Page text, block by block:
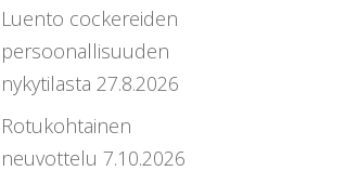
Luento cockereiden
persoonallisuuden
nykytilasta 27.8.2026
Rotukohtainen
neuvottelu 7.10.2026